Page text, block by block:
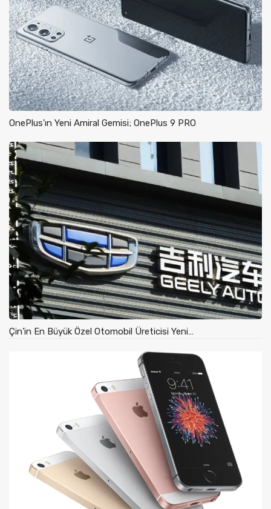
OnePlus’ın Yeni Amiral Gemisi; OnePlus 9 PRO
Çin’in En Büyük Özel Otomobil Üreticisi Yeni…